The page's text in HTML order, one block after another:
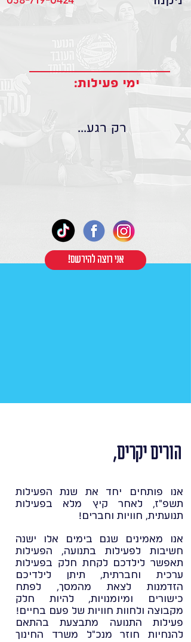
ימי פעילות:
רק רגע...
!אני רוצה להירשם
הורים יקרים,
אנו פותחים יחד את שנת הפעילות
תשפ"ז, לאחר קיץ מלא בפעילות
תנועתית, חוויות וחברים!
אנו מאמינים שגם בימים אלו ישנה
חשיבות לפעילות בתנועה, הפעילות
תאפשר לילדכם לקחת חלק בפעילות
ערכית וחברתית, תיתן לילדיכם
הזדמנות לצאת מהמסך, לפתח
כישורים ומיומנויות, להיות חלק
מקבוצה ולחוות חוויות של פעם בחיים!
פעילות התנועה מתבצעת בהתאם
להנחיות חוזר מנכ"ל משרד החינוך